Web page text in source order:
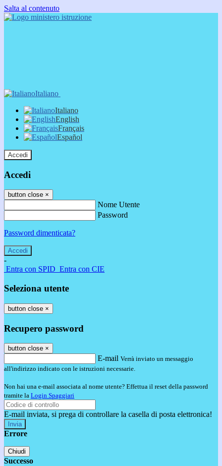
Salta al contenuto
Italiano
Italiano
English
Français
Español
Accedi
Accedi
button close ×
Nome Utente
Password
Password dimenticata?
-
Entra con SPID Entra con CIE
Seleziona utente
button close ×
Recupero password
button close ×
E-mail Verrà inviato un messaggio
all'indirizzo indicato con le istruzioni necessarie.
Non hai una e-mail associata al nome utente? Effettua il reset della password
tramite la Login Spaggiari
E-mail inviata, si prega di controllare la casella di posta elettronica!
Errore
Chiudi
Successo